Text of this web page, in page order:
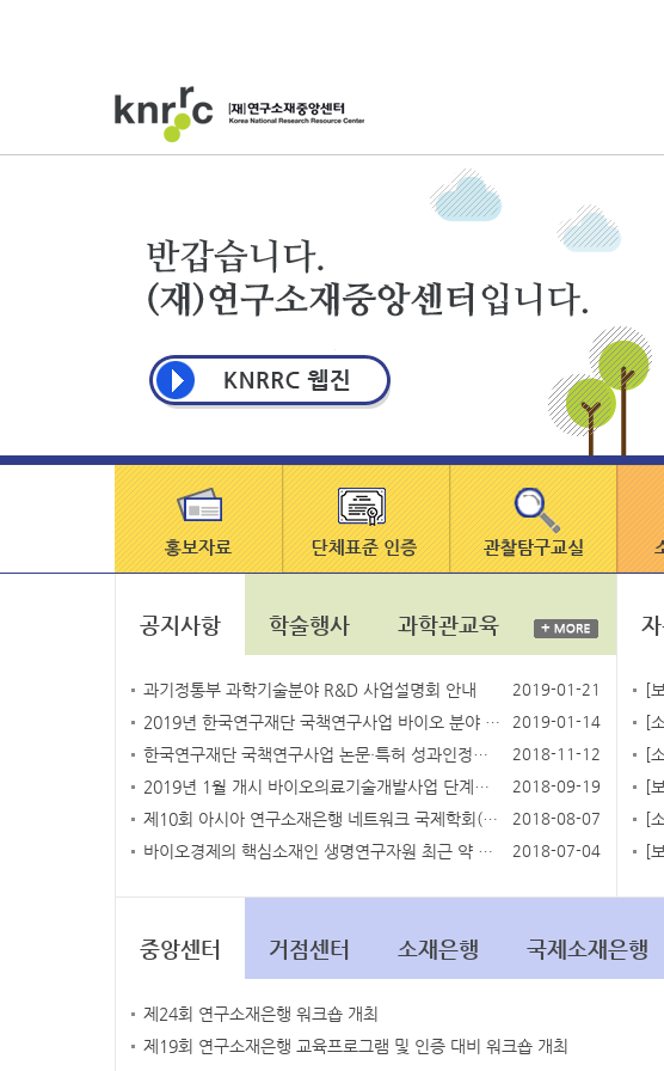
공지사항 학술행사 과학관교육
과기정통부 과학기술분야 R&D 사업설명회 안내 2019-01-21
2019년 한국연구재단 국책연구사업 바이오 분야 기술수요조사 안내 2019-01-14
한국연구재단 국책연구사업 논문·특허 성과인정기준 안내 2018-11-12
2019년 1월 개시 바이오의료기술개발사업 단계평가 실시 예정 안내 2018-09-19
제10회 아시아 연구소재은행 네트워크 국제학회(ANRRC2018)에 초대합니다. 2018-08-07
바이오경제의 핵심소재인 생명연구자원 최근 약 10배 확대 2018-07-04
중앙센터 거점센터 소재은행 국제소재은행
제24회 연구소재은행 워크숍 개최
제19회 연구소재은행 교육프로그램 및 인증 대비 워크숍 개최